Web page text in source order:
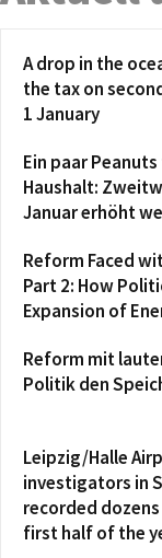
A drop in the
the tax on
1 January
Ein paar
Haushalt:
Januar erhöht
Reform Faced
Part 2: How
Expansion of
Reform mit
Politik den
Leipzig/Halle
investigators in
recorded
first half of the